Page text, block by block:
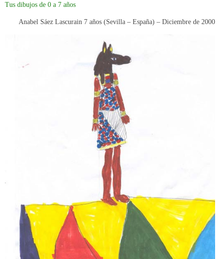
Tus dibujos de 0 a 7 años
Anabel Sáez Lascurain 7 años (Sevilla – España) – Diciembre de 2000